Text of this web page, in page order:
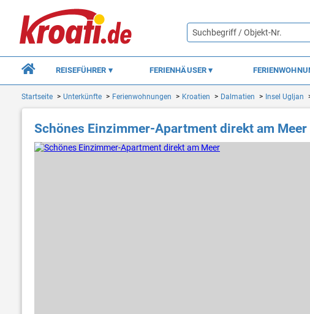
REISEFÜHRER FERIENHÄUSER
Startseite Unterkünfte Ferienwohnungen Kroatien Dalmatien Insel Ugljan
Schönes Einzimmer-Apartment direkt am Meer